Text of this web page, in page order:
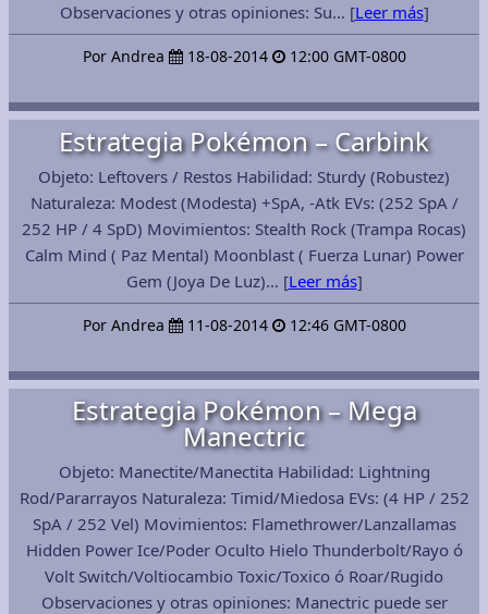
Observaciones y otras opiniones: Su… [Leer más]
Por Andrea 18-08-2014 12:00 GMT-0800
Estrategia Pokémon – Carbink
Objeto: Leftovers / Restos Habilidad: Sturdy (Robustez)
Naturaleza: Modest (Modesta) +SpA, -Atk EVs: (252 SpA /
252 HP / 4 SpD) Movimientos: Stealth Rock (Trampa Rocas)
Calm Mind ( Paz Mental) Moonblast ( Fuerza Lunar) Power
Gem (Joya De Luz)… [Leer más]
Por Andrea 11-08-2014 12:46 GMT-0800
Estrategia Pokémon – Mega
Manectric
Objeto: Manectite/Manectita Habilidad: Lightning
Rod/Pararrayos Naturaleza: Timid/Miedosa EVs: (4 HP / 252
SpA / 252 Vel) Movimientos: Flamethrower/Lanzallamas
Hidden Power Ice/Poder Oculto Hielo Thunderbolt/Rayo ó
Volt Switch/Voltiocambio Toxic/Toxico ó Roar/Rugido
Observaciones y otras opiniones: Manectric puede ser